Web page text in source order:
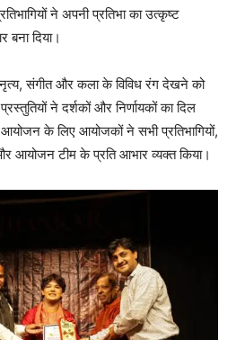
ने अपनी प्रतिभा का उत्कृष्ट
बना दिया।
संगीत और कला के विविध रंग देखने को
ने दर्शकों और निर्णायकों का दिल
के लिए आयोजकों ने सभी प्रतिभागियों,
और आयोजन टीम के प्रति आभार व्यक्त किया।